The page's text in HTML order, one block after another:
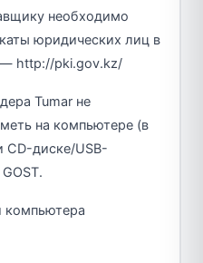
необходимо
юридических лиц в
— http://pki.gov.kz/
Tumar не
на компьютере (в
CD-диске/USB-
компьютера